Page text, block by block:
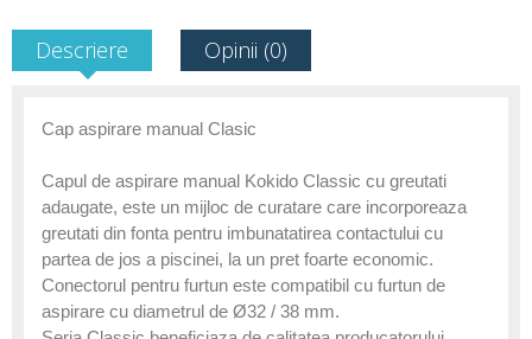
Descriere Opinii (0)
Cap aspirare manual Clasic
Capul de aspirare manual Kokido Classic cu greutati
adaugate, este un mijloc de curatare care incorporeaza
greutati din fonta pentru imbunatatirea contactului cu
partea de jos a piscinei, la un pret foarte economic.
Conectorul pentru furtun este compatibil cu furtun de
aspirare cu diametrul de Ø32 / 38 mm.